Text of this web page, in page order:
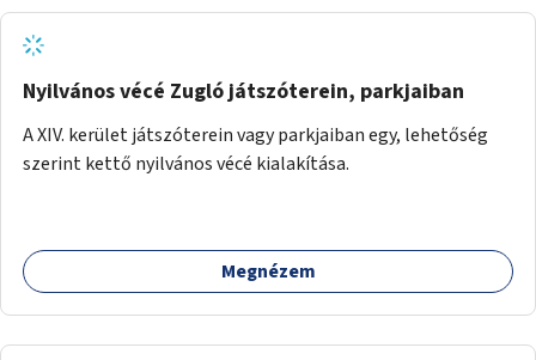
Nyilvános vécé Zugló játszóterein, parkjaiban
A XIV. kerület játszóterein vagy parkjaiban egy, lehetőség
szerint kettő nyilvános vécé kialakítása.
Megnézem